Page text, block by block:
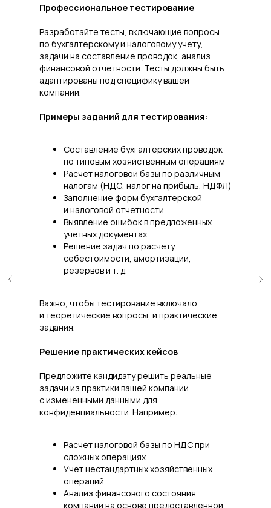
Профессиональное тестирование
Разработайте тесты, включающие вопросы
по бухгалтерскому и налоговому учету,
задачи на составление проводок, анализ
финансовой отчетности. Тесты должны быть
адаптированы под специфику вашей
компании.
Примеры заданий для тестирования:
Составление бухгалтерских проводок
по типовым хозяйственным операциям
Расчет налоговой базы по различным
налогам (НДС, налог на прибыль, НДФЛ)
Заполнение форм бухгалтерской
и налоговой отчетности
Выявление ошибок в предложенных
учетных документах
Решение задач по расчету
себестоимости, амортизации,
резервов и т. д.
Важно, чтобы тестирование включало
и теоретические вопросы, и практические
задания.
Решение практических кейсов
Предложите кандидату решить реальные
задачи из практики вашей компании
с измененными данными для
конфиденциальности. Например:
Расчет налоговой базы по НДС при
сложных операциях
Учет нестандартных хозяйственных
операций
Анализ финансового состояния
компании на основе предоставленной